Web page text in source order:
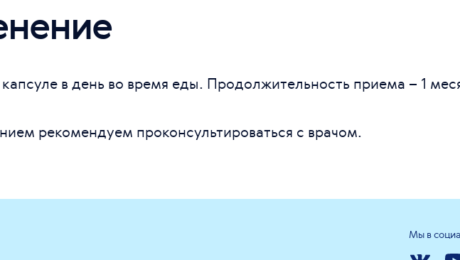
в день во время еды. Продолжительность приема – 1
рекомендуем проконсультироваться с врачом.
Мы в